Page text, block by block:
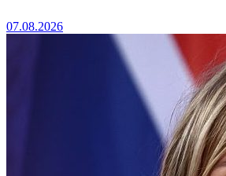
07.08.2026